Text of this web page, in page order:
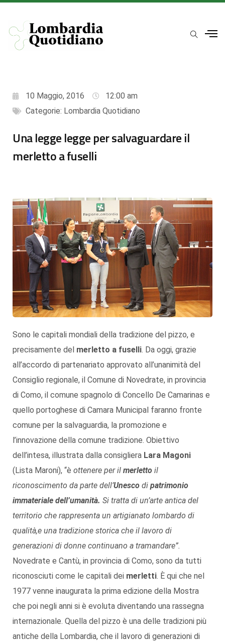
10 Maggio, 2016
12:00 am
Categorie: Lombardia Quotidiano
Una legge legge per salvaguardare il
merletto a fuselli
Sono le capitali mondiali della tradizione del pizzo, e
precisamente del merletto a fuselli. Da oggi, grazie
all’accordo di partenariato approvato all’unanimità del
Consiglio regionale, il Comune di Novedrate, in provincia
di Como, il comune spagnolo di Concello De Camarinas e
quello portoghese di Camara Municipal faranno fronte
comune per la salvaguardia, la promozione e
l’innovazione della comune tradizione. Obiettivo
dell’intesa, illustrata dalla consigliera Lara Magoni
(Lista Maroni), “è ottenere per il merletto il
riconoscimento da parte dell’Unesco di patrimonio
immateriale dell’umanità. Si tratta di un’arte antica del
territorio che rappresenta un artigianato lombardo di
qualità,e una tradizione storica che il lavoro di
generazioni di donne continuano a tramandare”.
Novedrate e Cantù, in provincia di Como, sono da tutti
riconosciuti come le capitali dei merletti. È qui che nel
1977 venne inaugurata la prima edizione della Mostra
che poi negli anni si è evoluta diventando una rassegna
internazionale. Quella del pizzo è una delle tradizioni più
antiche della Lombardia, che il lavoro di generazioni di